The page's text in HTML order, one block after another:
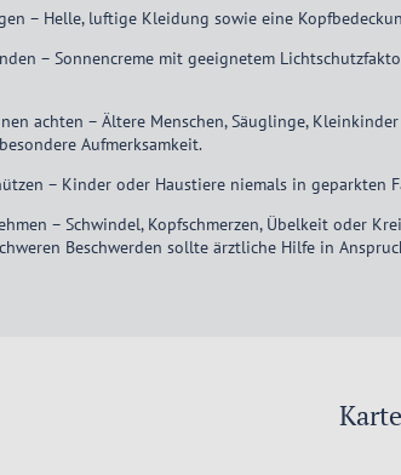
– Helle, luftige Kleidung sowie eine
– Sonnencreme mit geeignetem
achten – Ältere Menschen, Säuglinge,
Aufmerksamkeit.
– Kinder oder Haustiere niemals in geparkten
– Schwindel, Kopfschmerzen, Übelkeit oder
Beschwerden sollte ärztliche Hilfe in